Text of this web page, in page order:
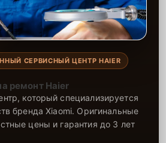
СЕРВИСНЫЙ ЦЕНТР HAIER
ремонт Haier
который специализируется
бренда Xiaomi. Оригинальные
цены и гарантия до 3 лет